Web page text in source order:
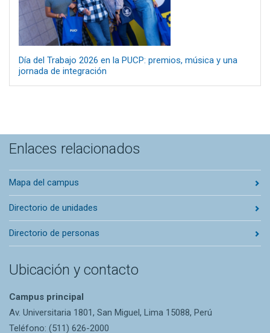
Día del Trabajo 2026 en la PUCP: premios, música y una
jornada de integración
Enlaces relacionados
Mapa del campus
Directorio de unidades
Directorio de personas
Ubicación y contacto
Campus principal
Av. Universitaria 1801, San Miguel, Lima 15088, Perú
Teléfono: (511) 626-2000